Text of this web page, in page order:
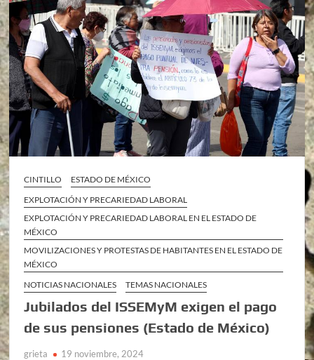
CINTILLO
ESTADO DE MÉXICO
EXPLOTACIÓN Y PRECARIEDAD LABORAL
EXPLOTACIÓN Y PRECARIEDAD LABORAL EN EL ESTADO DE
MÉXICO
MOVILIZACIONES Y PROTESTAS DE HABITANTES EN EL ESTADO DE
MÉXICO
NOTICIAS NACIONALES
TEMAS NACIONALES
Jubilados del ISSEMyM exigen el pago
de sus pensiones (Estado de México)
grieta 19 noviembre, 2024